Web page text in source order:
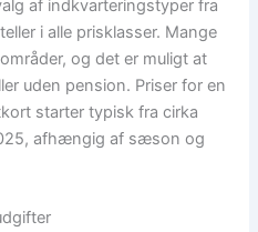
af indkvarteringstyper fra
i alle prisklasser. Mange
og det er muligt at
uden pension. Priser for en
starter typisk fra cirka
afhængig af sæson og